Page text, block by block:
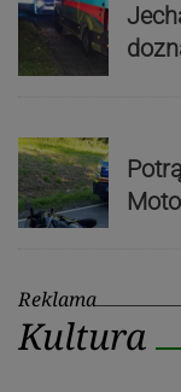
Reklama
Kultura